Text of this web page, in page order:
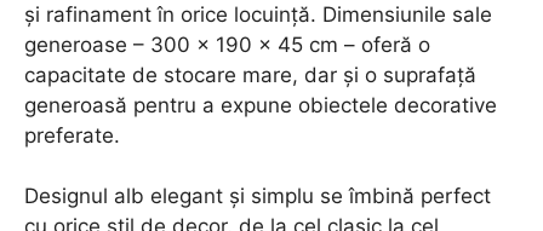
și rafinament în orice locuință. Dimensiunile sale
generoase – 300 x 190 x 45 cm – oferă o
capacitate de stocare mare, dar și o suprafață
generoasă pentru a expune obiectele decorative
preferate.
Designul alb elegant și simplu se îmbină perfect
cu orice stil de decor, de la cel clasic la cel